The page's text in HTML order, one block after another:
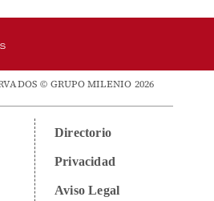
© GRUPO MILENIO 2026
Directorio
Privacidad
Aviso Legal